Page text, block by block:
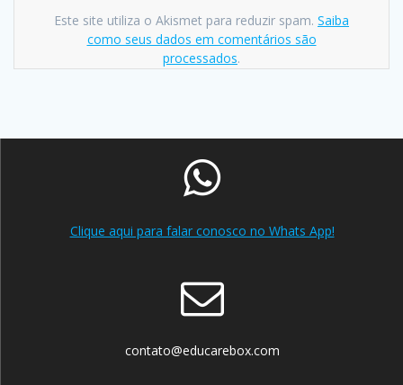
Este site utiliza o Akismet para reduzir spam. Saiba
como seus dados em comentários são
processados.
Clique aqui para falar conosco no Whats App!
contato@educarebox.com